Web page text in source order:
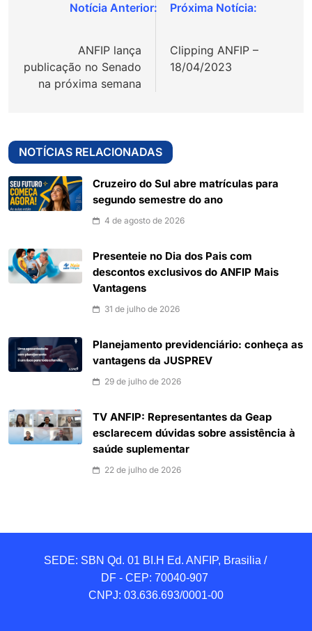
Navegação
Post
ANFIP lança
publicação no Senado
na próxima semana
Clipping ANFIP –
18/04/2023
NOTÍCIAS RELACIONADAS
Cruzeiro do Sul abre matrículas para
segundo semestre do ano
4 de agosto de 2026
Presenteie no Dia dos Pais com
descontos exclusivos do ANFIP Mais
Vantagens
31 de julho de 2026
Planejamento previdenciário: conheça as
vantagens da JUSPREV
29 de julho de 2026
TV ANFIP: Representantes da Geap
esclarecem dúvidas sobre assistência à
saúde suplementar
22 de julho de 2026
SEDE: SBN Qd. 01 BI.H Ed. ANFIP, Brasilia /
DF - CEP: 70040-907
CNPJ: 03.636.693/0001-00